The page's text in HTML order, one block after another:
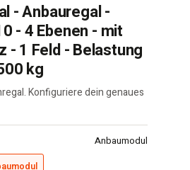
- Anbauregal -
- 4 Ebenen - mit
- 1 Feld - Belastung
kg
Konfiguriere dein genaues
Anbaumodul